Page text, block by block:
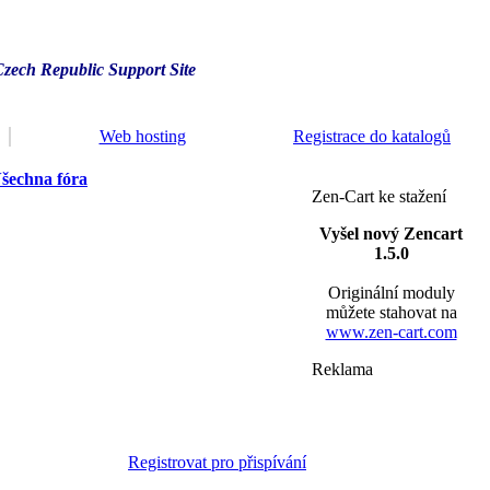
Republic Support Site
Web hosting Registrace do katalogů
fóra
Registrovat pro přispívání
Zen-Cart ke stažení
Vyšel nový Zencart
1.5.0
Originální moduly
můžete stahovat na
www.zen-cart.com
Reklama